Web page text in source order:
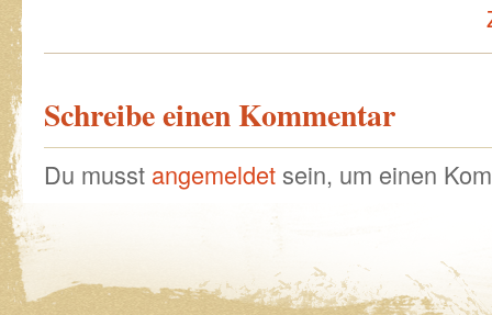
Schreibe einen Kommentar
Du musst angemeldet sein, um einen